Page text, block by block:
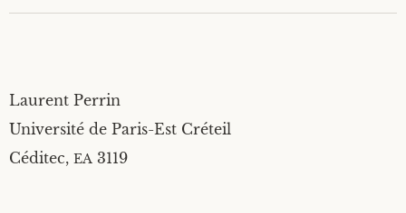
Laurent Per­rin
Uni­ver­si­té de Paris-Est Créteil
Cédi­tec, EA 3119